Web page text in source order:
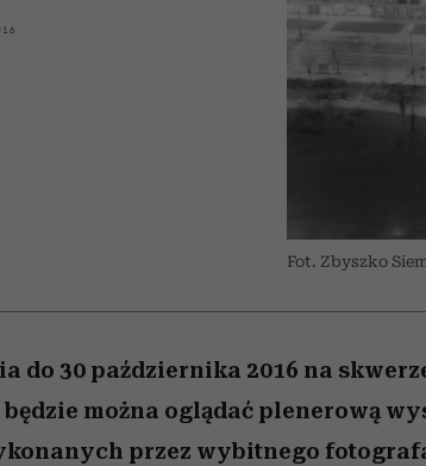
Fot. Zbyszko
do 30 października 2016 na
można oglądać plenerową
przez wybitnego